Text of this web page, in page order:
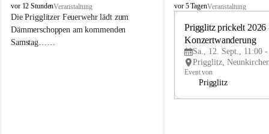
P
r
i
g
vor 12 StundenVeranstaltung
Die Prigglitzer Feuerwehr lädt zum
Dämmerschoppen am kommenden
Samstag……
P
vor 5 TagenVeranstaltung
Prigglitz prickelt 2026
Konzertwanderung
Sa., 12. Sept., 11:00
Event von
Prigglitz